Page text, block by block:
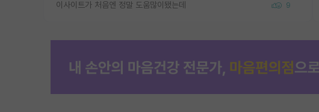
이사이트가 처음엔 정말 도움많이됐는데 9